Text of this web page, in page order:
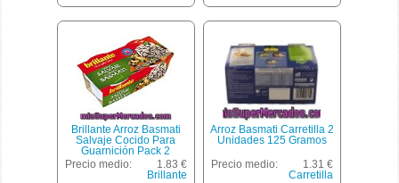
Brillante Arroz Basmati
Salvaje Cocido Para
Guarnición Pack 2
Envases 125 G
Precio medio:
1.83 €
Brillante
Arroz Basmati Carretilla 2
Unidades 125 Gramos
Precio medio:
1.31 €
Carretilla